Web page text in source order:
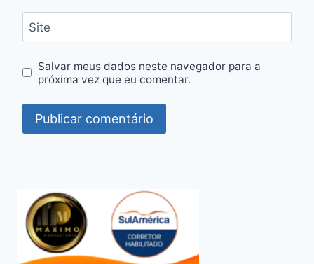
Site
Salvar meus dados neste navegador para a
próxima vez que eu comentar.